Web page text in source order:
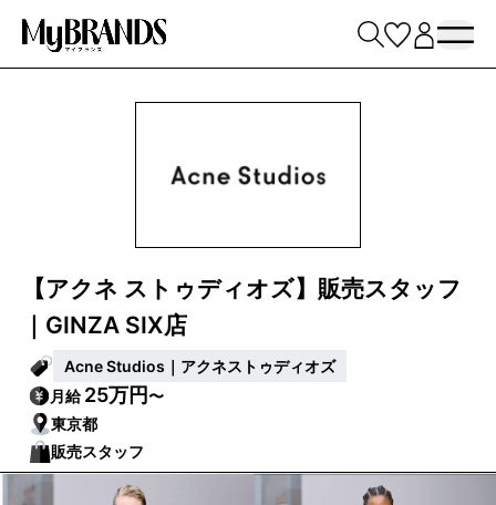
【アクネ ストゥディオズ】販売スタッフ
｜GINZA SIX店
Acne Studios｜アクネストゥディオズ
月給25万円〜
東京都
販売スタッフ